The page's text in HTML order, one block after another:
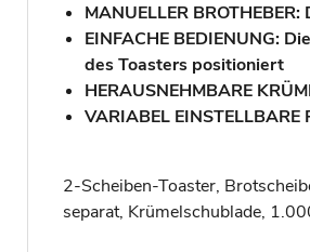
MANUELLER
EINFACHE BEDIENUNG:
des Toasters positioniert
HERAUSNEHMBARE
VARIABEL
2-Scheiben-Toaster,
separat, Krümelschublade,